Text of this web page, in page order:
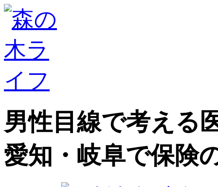
男性目線で考える
愛知・岐阜で保険